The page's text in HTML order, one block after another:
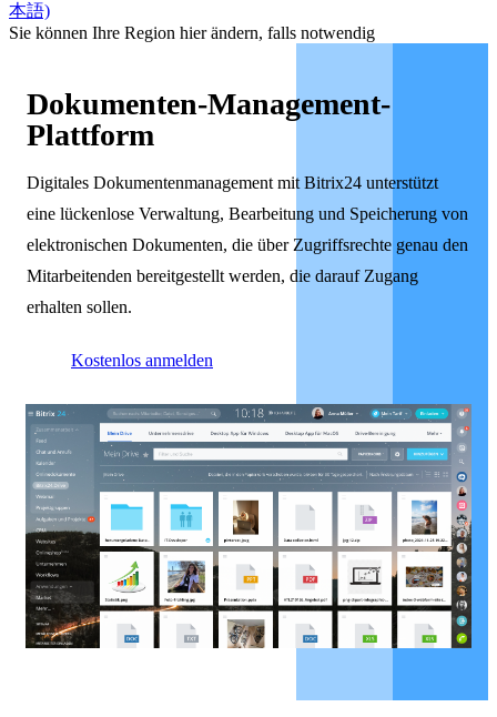
本語)
Sie können Ihre Region hier ändern, falls notwendig
Dokumenten-Management-
Plattform
Digitales Dokumentenmanagement mit Bitrix24 unterstützt
eine lückenlose Verwaltung, Bearbeitung und Speicherung von
elektronischen Dokumenten, die über Zugriffsrechte genau den
Mitarbeitenden bereitgestellt werden, die darauf Zugang
erhalten sollen.
Kostenlos anmelden